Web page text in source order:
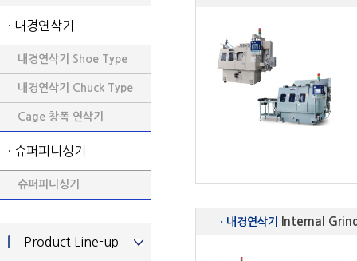
· 내경연삭기
내경연삭기 Shoe Type
내경연삭기 Chuck Type
Cage 창폭 연삭기
· 슈퍼피니싱기
슈퍼피니싱기
Product Line-up
· 내경연삭기 Internal